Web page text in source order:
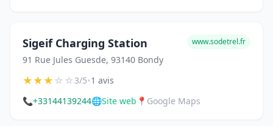
Sigeif Charging Station
91 Rue Jules Guesde, 93140 Bondy
www.sodetrel.fr
★★★☆☆3/5•1 avis
📞+33144139244🌐Site web 📍 Google Maps